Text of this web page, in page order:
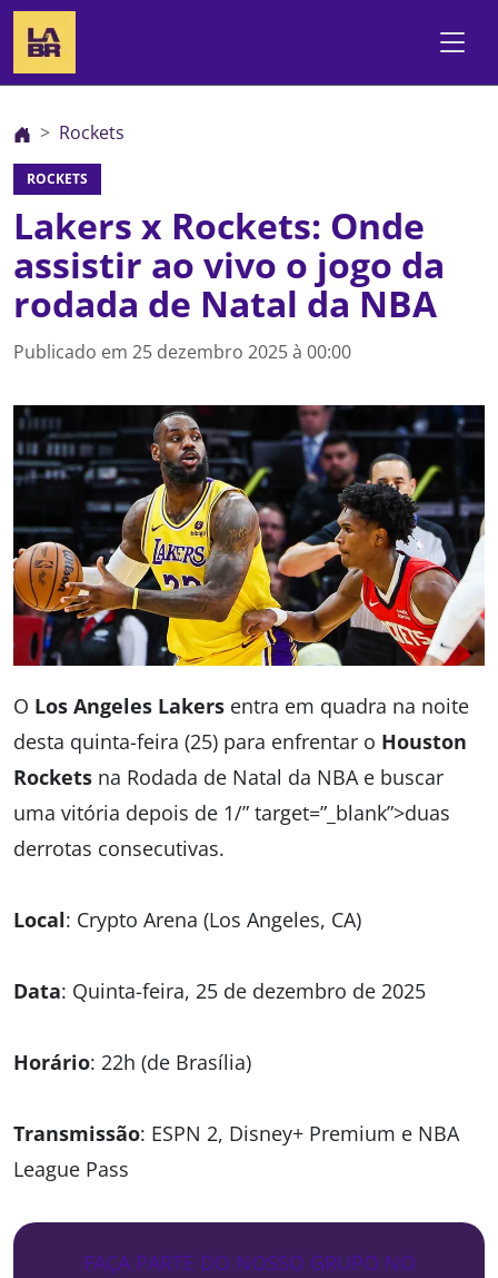
Rockets
ROCKETS
Lakers x Rockets: Onde
assistir ao vivo o jogo da
rodada de Natal da NBA
Publicado em 25 dezembro 2025 à 00:00
O Los Angeles Lakers entra em quadra na noite
desta quinta-feira (25) para enfrentar o Houston
Rockets na Rodada de Natal da NBA e buscar
uma vitória depois de 1/” target=”_blank”>duas
derrotas consecutivas.
Local: Crypto Arena (Los Angeles, CA)
Data: Quinta-feira, 25 de dezembro de 2025
Horário: 22h (de Brasília)
Transmissão: ESPN 2, Disney+ Premium e NBA
League Pass
FAÇA PARTE DO NOSSO GRUPO NO